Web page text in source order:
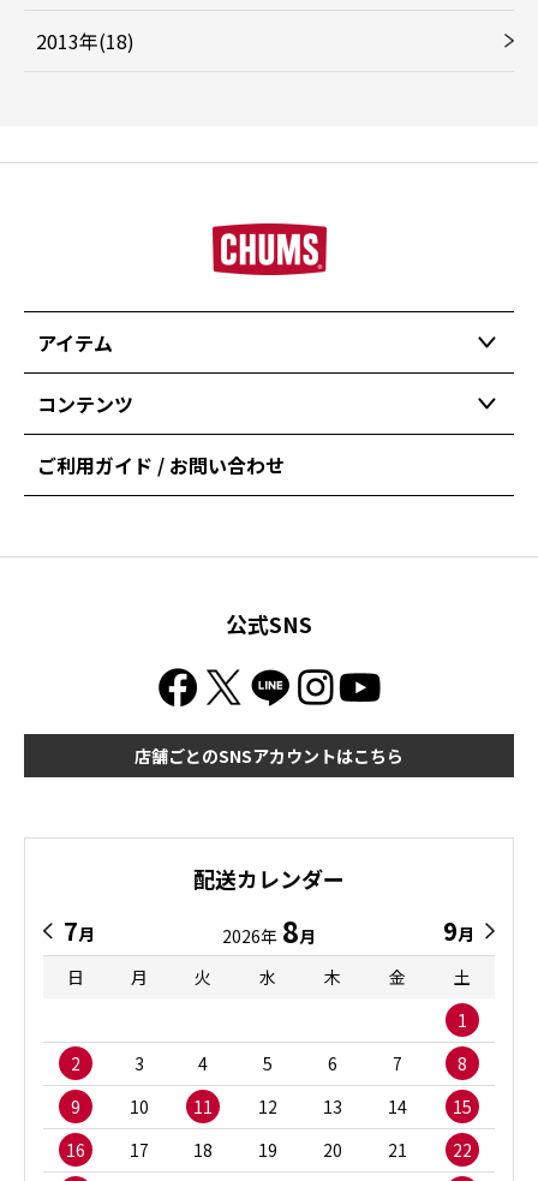
2013年(18)
アイテム
コンテンツ
ご利用ガイド / お問い合わせ
公式SNS
店舗ごとのSNSアカウントはこちら
配送カレンダー
7月 2026年 8月 9月
日
月 火 水 木 金
土
1
2
3 4 5 6 7
8
9
10 11 12 13 14
15
16
17 18 19 20 21
22